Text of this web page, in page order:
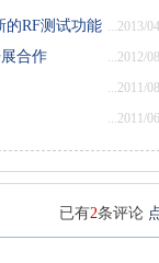
...2013/
的RF测试功能
...2012/
合作
...2011/
...2011/
已有2条评论